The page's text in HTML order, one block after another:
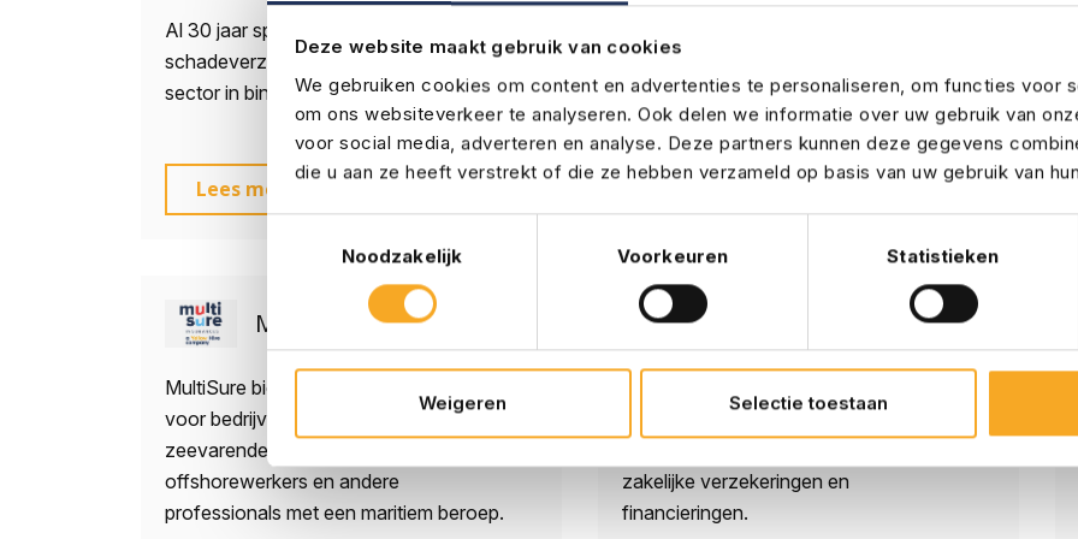
Deze website maakt gebruik van cookies
We gebruiken cookies om content en advertenties te personaliseren, om functies voor
om ons websiteverkeer te analyseren. Ook delen we informatie over uw gebruik van
voor social media, adverteren en analyse. Deze partners kunnen deze gegevens
die u aan ze heeft verstrekt of die ze hebben verzameld op basis van uw gebruik van
Noodzakelijk
Voorkeuren Statistieken
Weigeren Selectie toestaan
Al 30 jaar specialist in maatwerk
schadeverzekeringen voor de logistieke
sector in binnen- en buitenland.
Lees meer
Assurantiemakelaars (NNAM) is
gespecialiseerd in het verzekeren van
maritieme risico's.
Multisure
MultiSure biedt maatwerkverzekeringen
voor bedrijven in de maritieme sector,
zeevarenden, binnenvaartschippers,
offshorewerkers en andere
professionals met een maritiem beroep.
De Wit Assurantiën
intermediair voor zowel particuliere
zakelijke verzekeringen en
financieringen.